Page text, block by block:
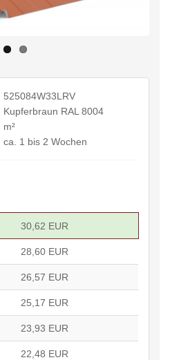
525084W33LRV
Kupferbraun RAL 8004
m²
ca. 1 bis 2 Wochen
30,62 EUR
28,60 EUR
26,57 EUR
25,17 EUR
23,93 EUR
22,48 EUR